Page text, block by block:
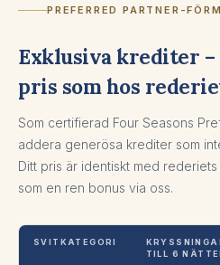
PREFERRED PARTNER-
Exklusiva krediter
pris som hos
Som certifierad Four Seasons
addera generösa krediter som
Ditt pris är identiskt med
som en ren bonus via oss.
SVITKATEGORI
TILL 6